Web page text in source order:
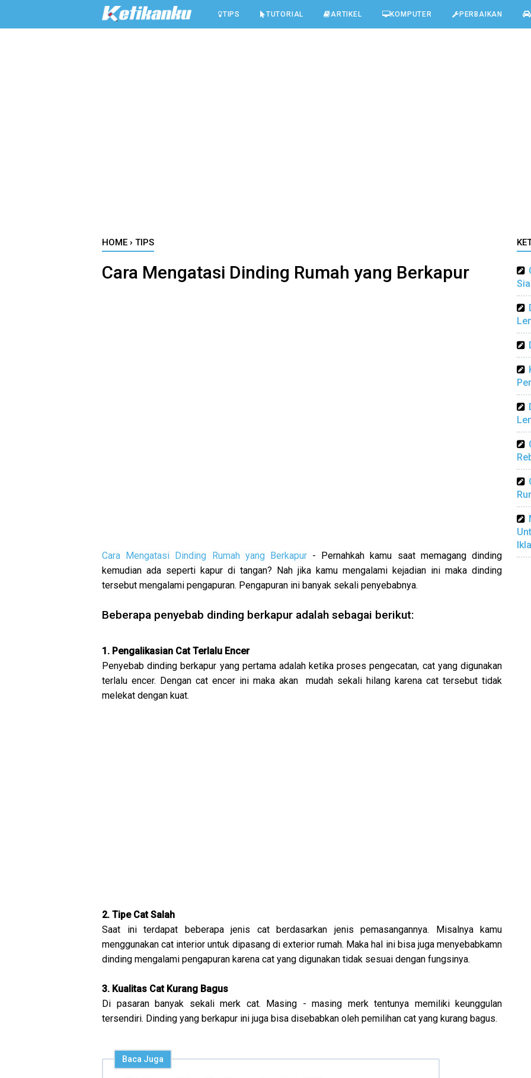
TIPS TUTORIAL ARTIKEL KOMPUTER PERBAIKAN
HOME › TIPS
Cara Mengatasi Dinding Rumah yang Berkapur
Cara Mengatasi Dinding Rumah yang Berkapur- Pernahkah kamu saat memagang dinding
kemudian ada seperti kapur di tangan? Nah jika kamu mengalami kejadian ini maka dinding
tersebut mengalami pengapuran. Pengapuran ini banyak sekali penyebabnya.
Beberapa penyebab dinding berkapur adalah sebagai berikut:
1. Pengalikasian Cat Terlalu Encer
Penyebab dinding berkapur yang pertama adalah ketika proses pengecatan, cat yang digunakan
terlalu encer. Dengan cat encer ini maka akan mudah sekali hilang karena cat tersebut tidak
melekat dengan kuat.
2. Tipe Cat Salah
Saat ini terdapat beberapa jenis cat berdasarkan jenis pemasangannya. Misalnya kamu
menggunakan cat interior untuk dipasang di exterior rumah. Maka hal ini bisa juga menyebabkamn
dinding mengalami pengapuran karena cat yang digunakan tidak sesuai dengan fungsinya.
3. Kualitas Cat Kurang Bagus
Di pasaran banyak sekali merk cat. Masing - masing merk tentunya memiliki keunggulan
tersendiri. Dinding yang berkapur ini juga bisa disebabkan oleh pemilihan cat yang kurang bagus.
Baca Juga